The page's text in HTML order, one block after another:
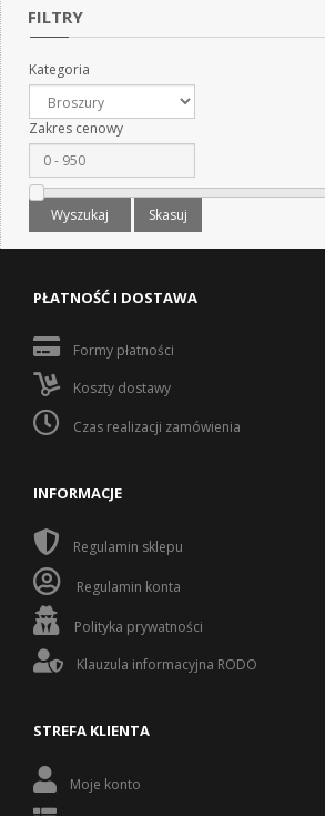
FILTRY
Kategoria
Zakres cenowy
Wyszukaj Skasuj
PŁATNOŚĆ I DOSTAWA
Formy płatności
Koszty dostawy
Czas realizacji zamówienia
INFORMACJE
Regulamin sklepu
Regulamin konta
Polityka prywatności
Klauzula informacyjna RODO
STREFA KLIENTA
Moje konto